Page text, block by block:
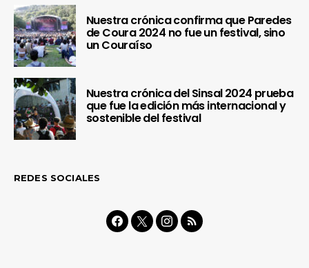
Nuestra crónica confirma que Paredes
de Coura 2024 no fue un festival, sino
un Couraíso
Nuestra crónica del Sinsal 2024 prueba
que fue la edición más internacional y
sostenible del festival
REDES SOCIALES